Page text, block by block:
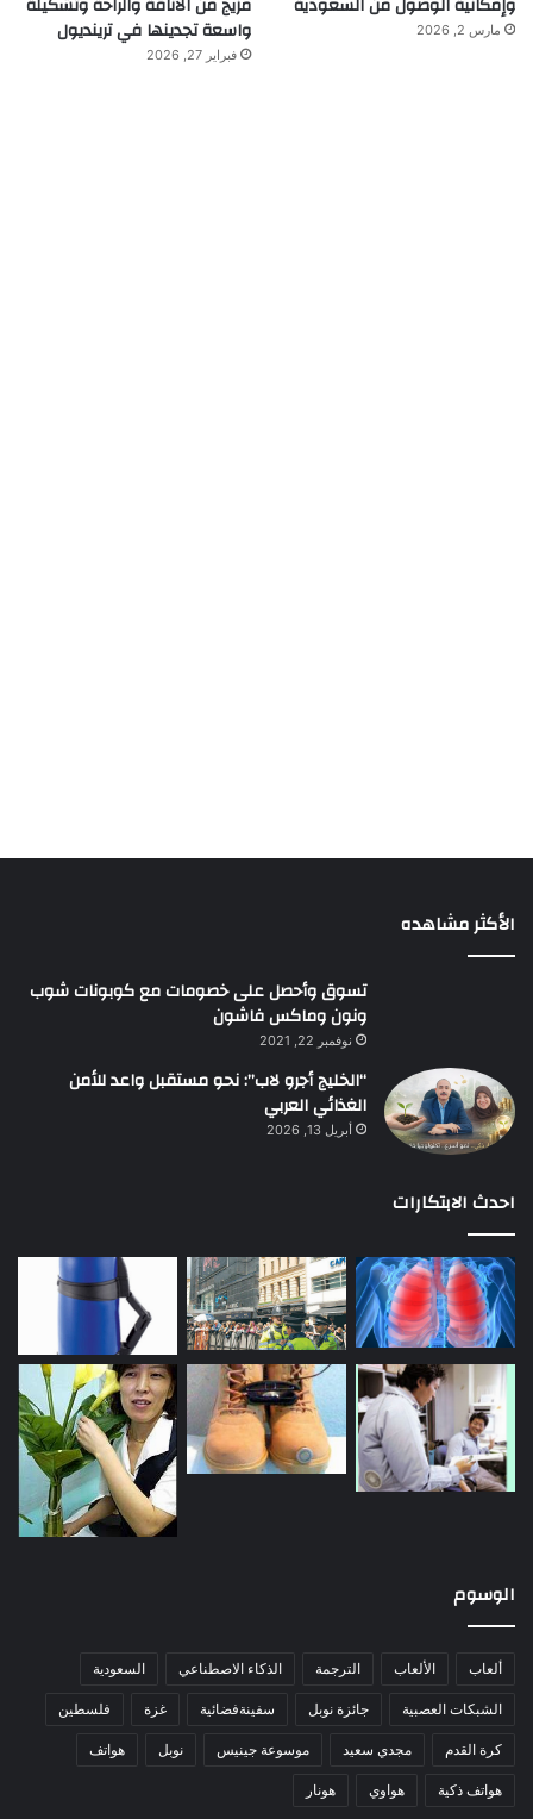
مارس 2, 2026
واسعة تجدينها في ترينديول
فبراير 27, 2026
الأكثر مشاهده
تسوق وأحصل على خصومات مع كوبونات شوب
ونون وماكس فاشون
نوفمبر 22, 2021
“الخليج أجرو لاب”: نحو مستقبل واعد للأمن
الغذائي العربي
أبريل 13, 2026
احدث الابتكارات
الوسوم
ألعاب الألعاب الترجمة الذكاء الاصطناعي السعودية
الشبكات العصبية جائزة نوبل سفينةفضائية غزة فلسطين
كرة القدم مجدي سعيد موسوعة جينيس نوبل هواتف
هواتف ذكية هواوي هونار